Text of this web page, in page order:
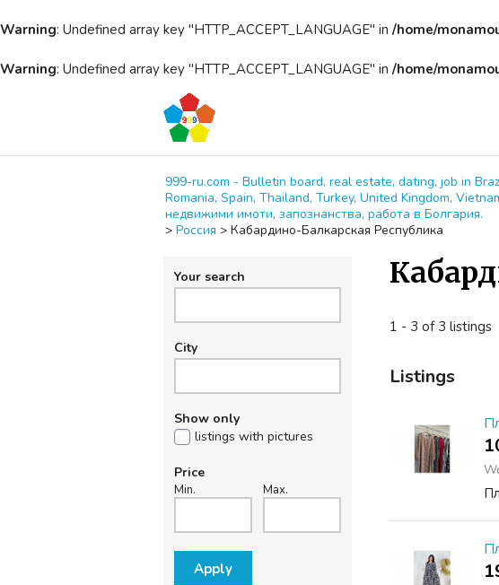
Warning: Undefined array key "HTTP_ACCEPT_LANGUAGE" in /home/
Warning: Undefined array key "HTTP_ACCEPT_LANGUAGE" in /home/
999-ru.com - Bulletin board, real estate, dating, job in
Romania, Spain, Thailand, Turkey, United Kingdom,
недвижими имоти, запознанства, работа в Болгария.
> Россия > Кабардино-Балкарская Республика
Your search
City
Show only
listings with pictures
Price
Min. Max.
Apply
1 - 3 of 3 listings
Listings